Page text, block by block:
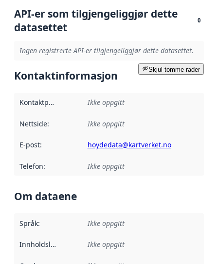
API-er som tilgjengeliggjør dette
datasettet
0
Ingen registrerte API-er tilgjengeliggjør dette datasettet.
Skjul tomme rader
Kontaktinformasjon
Kontaktpunkt Ikke oppgitt
Nettside: Ikke oppgitt
E-post: hoydedata@kartverket.no
Telefon: Ikke oppgitt
Om dataene
Språk: Ikke oppgitt
Innholdsleverandører :
Ikke oppgitt